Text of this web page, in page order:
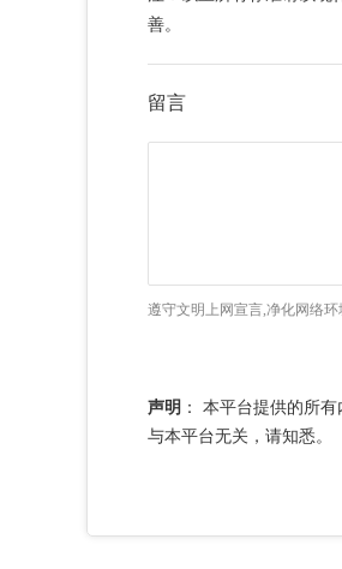
善。
留言
遵守文明上网宣言,净化网络环
声明 ： 本平台提供的所
与本平台无关，请知悉。